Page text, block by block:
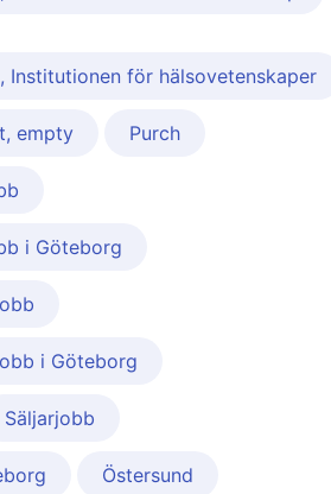
Institutionen för hälsovetenskaper
empty Purch
i Göteborg
i Göteborg
Säljarjobb
Östersund